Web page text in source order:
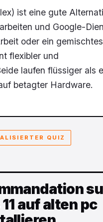
ist eine gute
und Google-
oder ein
flexibler und
laufen flüssiger als
betagter Hardware.
QUIZ
auf alten pc